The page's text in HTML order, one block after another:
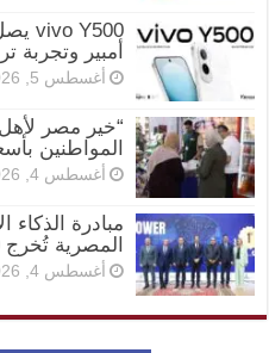
أمبير وتجربة
أغسطس 5, 2026
“خير مصر
المواطنين
أغسطس 4, 2026
مبادرة
المصرية تُخرج 1090 طالبًا بمشروعات مبتكرة
أغسطس 4, 2026